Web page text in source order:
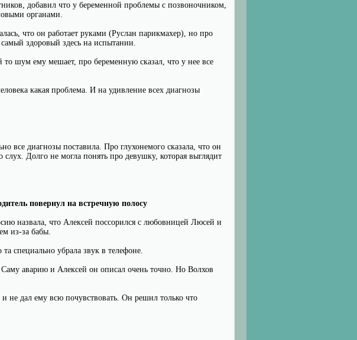
добавил что у беременной проблемы с позвоночником,
органами.
что он работает руками (Руслан парикмахер), но про
здоровый здесь на испытании.
то шум ему мешает, про беременную сказал, что у нее все
какая проблема. И на удивление всех диагнозы
все диагнозы поставила. Про глухонемого сказала, что он
Долго не могла понять про девушку, которая выглядит
повернул на встречную полосу
назвала, что Алексей поссорился с любовницей Люсей и
из-за бабы.
специально убрала звук в телефоне.
Саму аварию и Алексей он описал очень точно. Но Волхов
не дал ему всю почувствовать. Он решил только что